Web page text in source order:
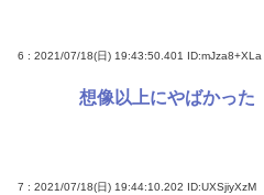
6 : 2021/07/18(日) 19:43:50.401 ID:mJza8+XLa
想像以上にやばかった
7 : 2021/07/18(日) 19:44:10.202 ID:UXSjiyXzM